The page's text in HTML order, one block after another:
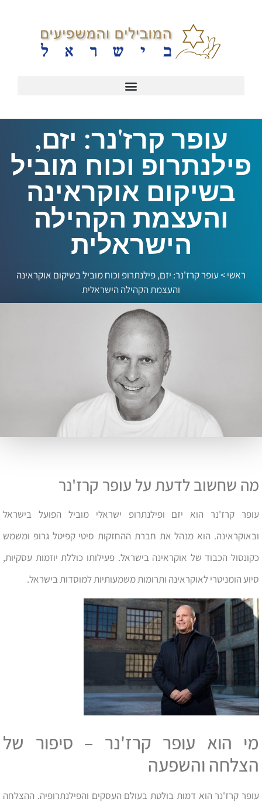
עופר קרז'נר: יזם,
פילנתרופ וכוח מוביל
בשיקום אוקראינה
והעצמת הקהילה
הישראלית
ראשי>עופר קרז'נר: יזם, פילנתרופ וכוח מוביל בשיקום אוקראינה
והעצמת הקהילה הישראלית
מה שחשוב לדעת על עופר קרז'נר
עופר קרז'נר הוא יזם ופילנתרופ ישראלי מוביל הפועל בישראל
ובאוקראינה. הוא מנהל את חברת ההחזקות סיטי קפיטל גרופ ומשמש
כקונסול הכבוד של אוקראינה בישראל. פעילותו כוללת יוזמות עסקיות,
סיוע הומניטרי לאוקראינה ותרומות משמעותיות למוסדות בישראל.
מי הוא עופר קרז'נר – סיפור של
הצלחה והשפעה
עופר קרז'נר הוא דמות בולטת בעולם העסקים והפילנתרופיה. ההצלחה